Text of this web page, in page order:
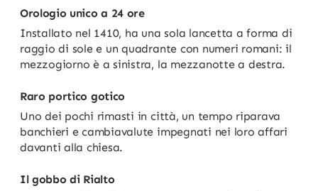
Orologio unico a 24 ore
Installato nel 1410, ha una sola lancetta a forma di
raggio di sole e un quadrante con numeri romani: il
mezzogiorno è a sinistra, la mezzanotte a destra.
Raro portico gotico
Uno dei pochi rimasti in città, un tempo riparava
banchieri e cambiavalute impegnati nei loro affari
davanti alla chiesa.
Il gobbo di Rialto